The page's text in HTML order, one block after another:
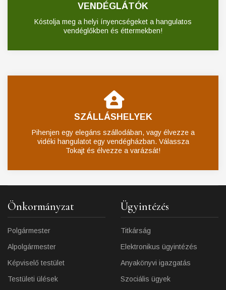
VENDÉGLÁTÓK
Kóstolja meg a helyi ínyencségeket a hangulatos
vendéglőkben és éttermekben!
SZÁLLÁSHELYEK
Pihenjen egy elegáns szállodában, vagy élvezze a
vidéki hangulatot egy vendégházban. Válassza
Tokajt és élvezze a varázsát!
Önkormányzat
Polgármester
Alpolgármester
Képviselő testület
Testületi ülések
Ügyintézés
Titkárság
Elektronikus ügyintézés
Anyakönyvi igazgatás
Szociális ügyek